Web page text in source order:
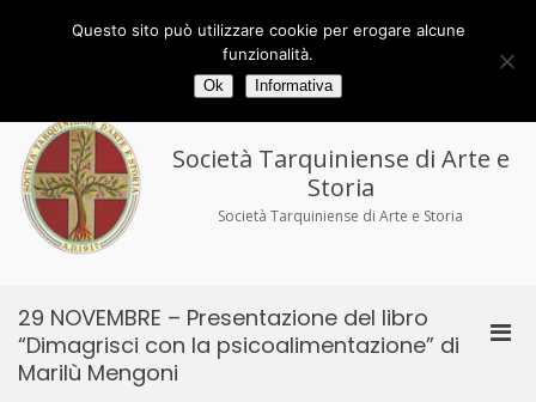
Via delle Torri 29/33 - 01016 Tarquinia (VT)
tel/fax 0766.858194
tarquiniense@gmail.com
Società Tarquiniense di Arte e
Storia
Società Tarquiniense di Arte e Storia
29 NOVEMBRE – Presentazione del libro
“Dimagrisci con la psicoalimentazione” di
Marilù Mengoni
Questo sito può utilizzare cookie per erogare alcune
funzionalità.
Ok Informativa